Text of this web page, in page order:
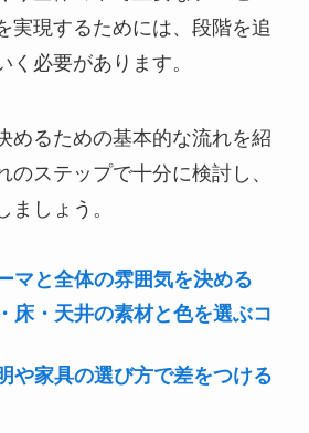
実現するためには、段階を追
く必要があります。
めるための基本的な流れを紹
のステップで十分に検討し、
ましょう。
マと全体の雰囲気を決める
床・天井の素材と色を選ぶコ
や家具の選び方で差をつける